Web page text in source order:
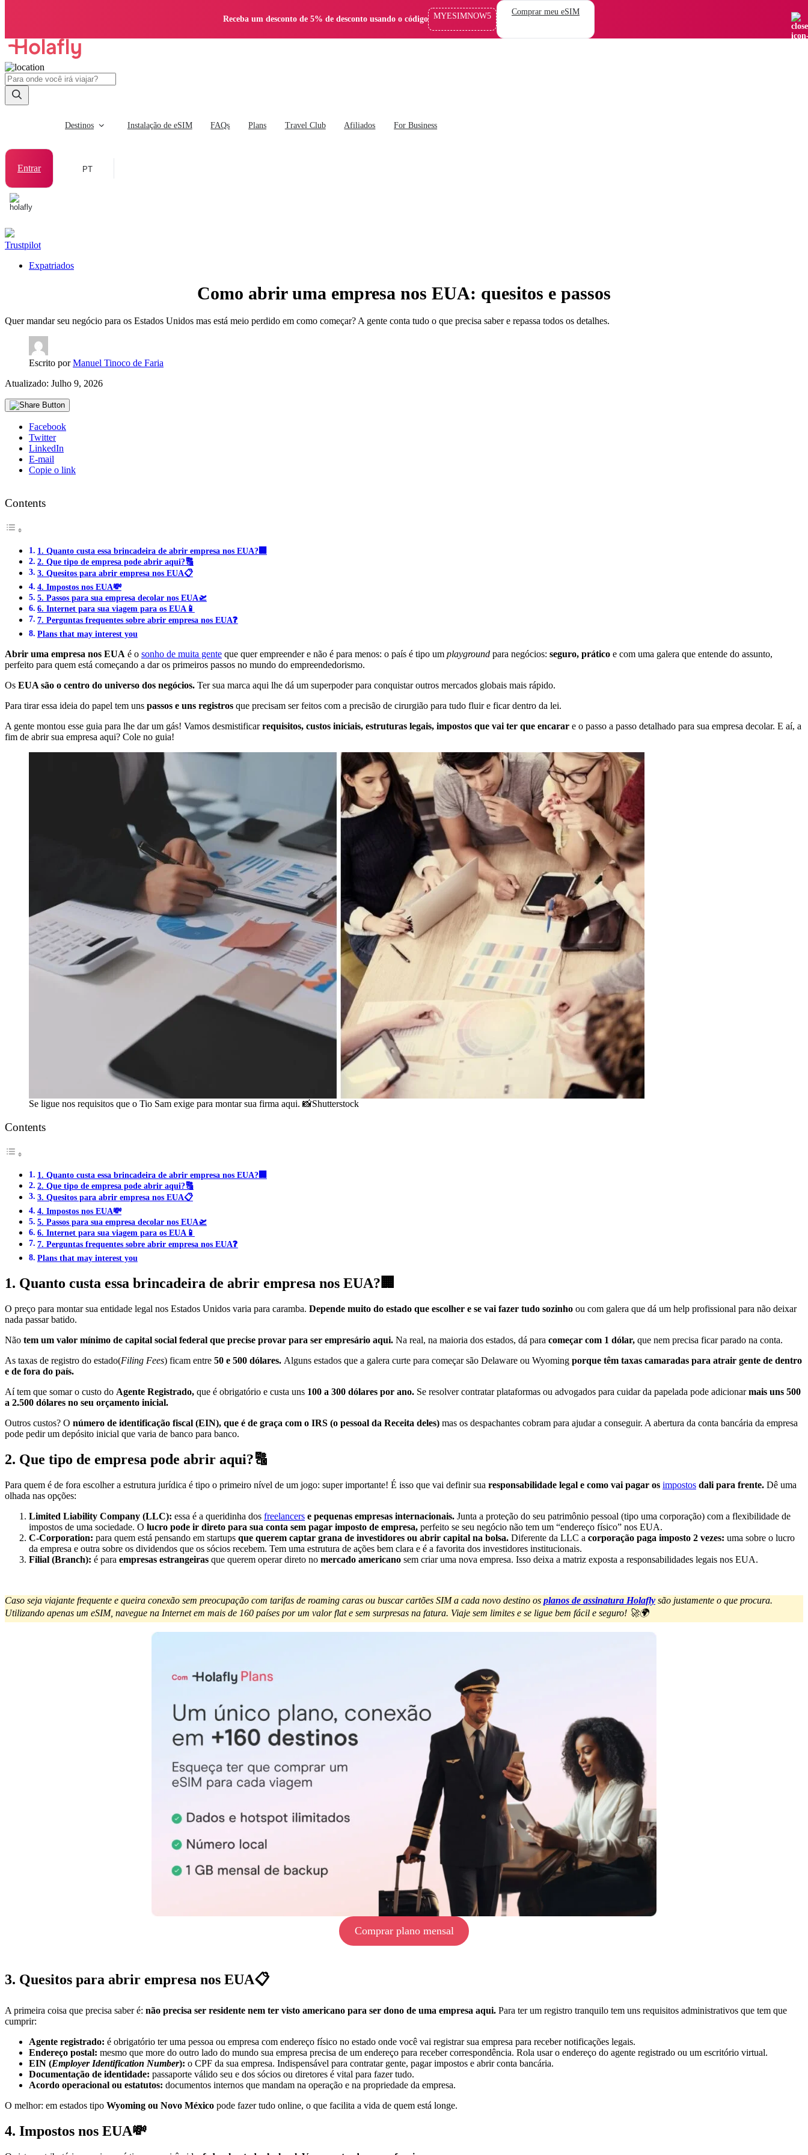
Receba um desconto de 5% de desconto usando o código MYESIMNOW5 Comprar meu eSIM
Destinos Instalação de eSIM FAQs Plans Travel Club Afiliados For Business
Entrar PT
Trustpilot
Expatriados
Como abrir uma empresa nos EUA: quesitos e passos
Quer mandar seu negócio para os Estados Unidos mas está meio perdido em como começar? A gente conta tudo o que precisa saber e repassa todos os detalhes.
Escrito porManuel Tinoco de Faria
Atualizado: Julho 9, 2026
Facebook
Twitter
LinkedIn
E-mail
Copie o link
Contents
1. Quanto custa essa brincadeira de abrir empresa nos EUA?🏢
2. Que tipo de empresa pode abrir aqui?🔠
3. Quesitos para abrir empresa nos EUA📋
4. Impostos nos EUA💸
5. Passos para sua empresa decolar nos EUA🛫
6. Internet para sua viagem para os EUA📱
7. Perguntas frequentes sobre abrir empresa nos EUA❓
Plans that may interest you
Abrir uma empresa nos EUA é o sonho de muita gente que quer empreender e não é para menos: o país é tipo um playground para negócios: seguro, prático e com uma galera que entende do assunto,
perfeito para quem está começando a dar os primeiros passos no mundo do empreendedorismo.
Os EUA são o centro do universo dos negócios. Ter sua marca aqui lhe dá um superpoder para conquistar outros mercados globais mais rápido.
Para tirar essa ideia do papel tem uns passos e uns registros que precisam ser feitos com a precisão de cirurgião para tudo fluir e ficar dentro da lei.
A gente montou esse guia para lhe dar um gás! Vamos desmistificarrequisitos, custos iniciais, estruturas legais, impostos que vai ter que encarar e o passo a passo detalhado para sua empresa decolar. E aí, a
fim de abrir sua empresa aqui? Cole no guia!
Se ligue nos requisitos que o Tio Sam exige para montar sua firma aqui. 📸Shutterstock
Contents
1. Quanto custa essa brincadeira de abrir empresa nos EUA?🏢
2. Que tipo de empresa pode abrir aqui?🔠
3. Quesitos para abrir empresa nos EUA📋
4. Impostos nos EUA💸
5. Passos para sua empresa decolar nos EUA🛫
6. Internet para sua viagem para os EUA📱
7. Perguntas frequentes sobre abrir empresa nos EUA❓
Plans that may interest you
1. Quanto custa essa brincadeira de abrir empresa nos EUA?🏢
O preço para montar sua entidade legal nos Estados Unidos varia para caramba. Depende muito do estado que escolher e se vai fazer tudo sozinho ou com galera que dá um help profissional para não deixar
nada passar batido.
Não tem um valor mínimo de capital social federal que precise provar para ser empresário aqui. Na real, na maioria dos estados, dá para começar com 1 dólar, que nem precisa ficar parado na conta.
As taxas de registro do estado(Filing Fees) ficam entre 50 e 500 dólares. Alguns estados que a galera curte para começar são Delaware ou Wyoming porque têm taxas camaradas para atrair gente de dentro
e de fora do país.
Aí tem que somar o custo do Agente Registrado, que é obrigatório e custa uns 100 a 300 dólares por ano. Se resolver contratar plataformas ou advogados para cuidar da papelada pode adicionarmais uns 500
a 2.500 dólares no seu orçamento inicial.
Outros custos? O número de identificação fiscal (EIN), que é de graça com o IRS (o pessoal da Receita deles) mas os despachantes cobram para ajudar a conseguir. A abertura da conta bancária da empresa
pode pedir um depósito inicial que varia de banco para banco.
2. Que tipo de empresa pode abrir aqui?🔠
Para quem é de fora escolher a estrutura jurídica é tipo o primeiro nível de um jogo: super importante! É isso que vai definir sua responsabilidade legal e como vai pagar os impostos dali para frente. Dê uma
olhada nas opções:
Limited Liability Company (LLC): essa é a queridinha dos freelancers e pequenas empresas internacionais. Junta a proteção do seu patrimônio pessoal (tipo uma corporação) com a flexibilidade de
impostos de uma sociedade. O lucro pode ir direto para sua conta sem pagar imposto de empresa, perfeito se seu negócio não tem um “endereço físico” nos EUA.
C-Corporation: para quem está pensando em startups que querem captar grana de investidores ou abrir capital na bolsa. Diferente da LLC a corporação paga imposto 2 vezes: uma sobre o lucro
da empresa e outra sobre os dividendos que os sócios recebem. Tem uma estrutura de ações bem clara e é a favorita dos investidores institucionais.
Filial (Branch): é para empresas estrangeiras que querem operar direto no mercado americano sem criar uma nova empresa. Isso deixa a matriz exposta a responsabilidades legais nos EUA.
Caso seja viajante frequente e queira conexão sem preocupação com tarifas de roaming caras ou buscar cartões SIM a cada novo destino os planos de assinatura Holafly são justamente o que procura.
Utilizando apenas um eSIM, navegue na Internet em mais de 160 países por um valor flat e sem surpresas na fatura. Viaje sem limites e se ligue bem fácil e seguro! 🚀🌍
Comprar plano mensal
3. Quesitos para abrir empresa nos EUA📋
A primeira coisa que precisa saber é: não precisa ser residente nem ter visto americano para ser dono de uma empresa aqui. Para ter um registro tranquilo tem uns requisitos administrativos que tem que
cumprir:
Agente registrado: é obrigatório ter uma pessoa ou empresa com endereço físico no estado onde você vai registrar sua empresa para receber notificações legais.
Endereço postal: mesmo que more do outro lado do mundo sua empresa precisa de um endereço para receber correspondência. Rola usar o endereço do agente registrado ou um escritório virtual.
EIN (Employer Identification Number): o CPF da sua empresa. Indispensável para contratar gente, pagar impostos e abrir conta bancária.
Documentação de identidade: passaporte válido seu e dos sócios ou diretores é vital para fazer tudo.
Acordo operacional ou estatutos: documentos internos que mandam na operação e na propriedade da empresa.
O melhor: em estados tipo Wyoming ou Novo México pode fazer tudo online, o que facilita a vida de quem está longe.
4. Impostos nos EUA💸